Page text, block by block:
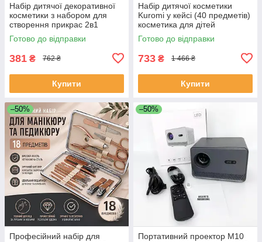
Набір дитячої декоративної
косметики з набором для
створення прикрас 2в1
MakeUp Набір для дівчаток
BC-25
Готово до відправки
381 ₴ 762 ₴
Купити
Набір дитячої косметики
Kuromi у кейсі (40 предметів)
косметика для дітей
косметика дитяча YF-93
Готово до відправки
733 ₴ 1 466 ₴
Купити
–50%
Професійний набір для
–50%
Портативний проектор M10